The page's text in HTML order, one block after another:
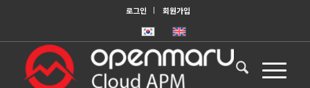
로그인 회원가입